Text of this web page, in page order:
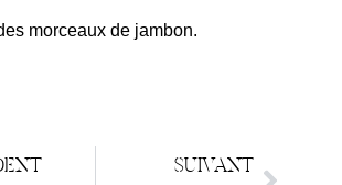
morceaux de jambon.
SUIVANT